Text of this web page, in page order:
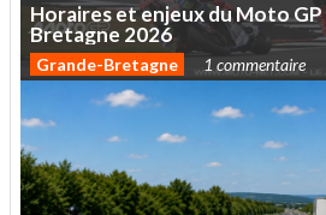
HorairesetenjeuxduMotoGP
Bretagne 2026
Grande-Bretagne 1 commentaire